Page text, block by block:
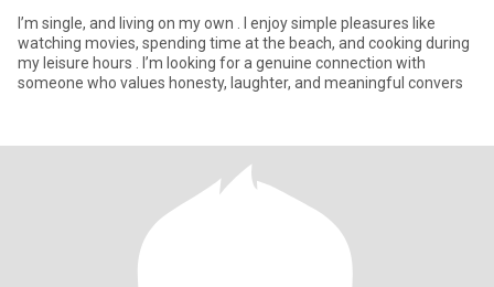
I’m single, and living on my own . I enjoy simple pleasures like
watching movies, spending time at the beach, and cooking during
my leisure hours . I’m looking for a genuine connection with
someone who values honesty, laughter, and meaningful convers